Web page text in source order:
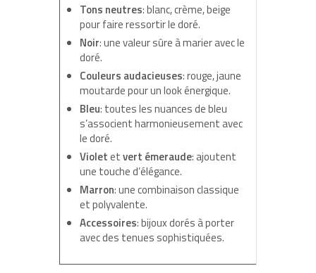
Tons neutres: blanc, crème, beige
pour faire ressortir le doré.
Noir: une valeur sûre à marier avec le
doré.
Couleurs audacieuses: rouge, jaune
moutarde pour un look énergique.
Bleu: toutes les nuances de bleu
s’associent harmonieusement avec
le doré.
Violetetvert émeraude: ajoutent
une touche d’élégance.
Marron: une combinaison classique
et polyvalente.
Accessoires: bijoux dorés à porter
avec des tenues sophistiquées.